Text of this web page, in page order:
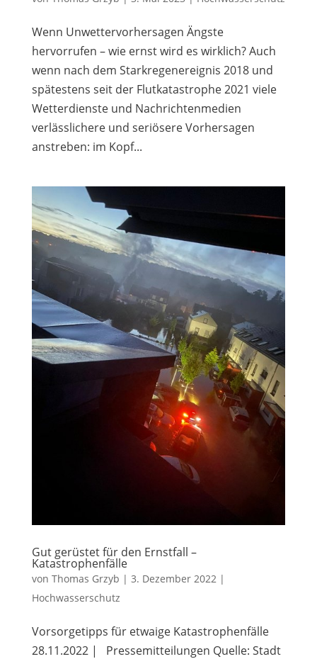
Wenn Unwettervorhersagen Ängste
hervorrufen – wie ernst wird es wirklich? Auch
wenn nach dem Starkregenereignis 2018 und
spätestens seit der Flutkatastrophe 2021 viele
Wetterdienste und Nachrichtenmedien
verlässlichere und seriösere Vorhersagen
anstreben: im Kopf...
Gut gerüstet für den Ernstfall –
Katastrophenfälle
von Thomas Grzyb | 3. Dezember 2022 |
Hochwasserschutz
Vorsorgetipps für etwaige Katastrophenfälle
28.11.2022 | Pressemitteilungen Quelle: Stadt